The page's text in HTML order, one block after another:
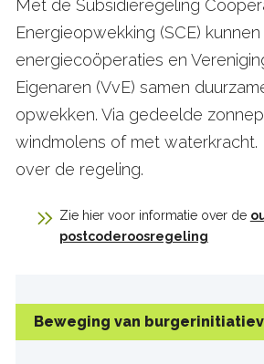
Met de Subsidieregeling
Energieopwekking (SCE) kunnen
energiecoöperaties en
Eigenaren (VvE) samen
opwekken. Via gedeelde
windmolens of met waterkracht.
over de regeling.
Zie hier voor informatie over de
postcoderoosregeling
Beweging van